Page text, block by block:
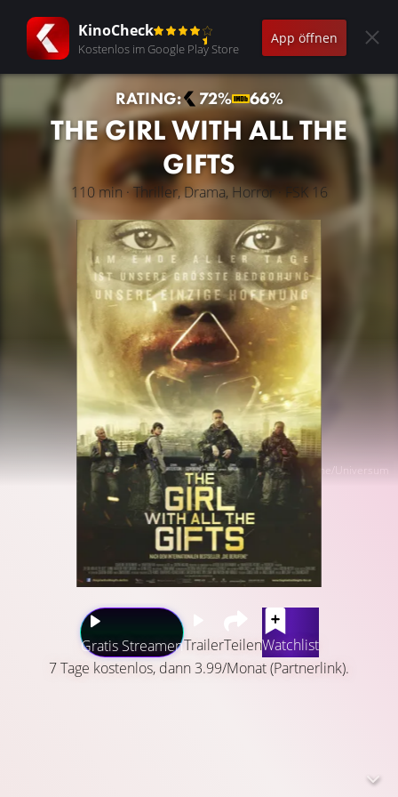
KinoCheck
Kostenlos im Google Play Store
App öffnen
SquareOne/Universum
RATING: 72% 66%
THE GIRL WITH ALL THE
GIFTS
110 min · Thriller, Drama, Horror · FSK 16
Gratis StreamenTrailerTeilenWatchlist
7 Tage kostenlos, dann 3.99/Monat (Partnerlink).
„Hungries“ – verwandelt. Nur eine kleine Gruppe